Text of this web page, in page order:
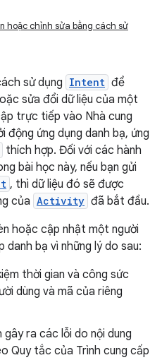
hoặc chỉnh sửa bằng cách sử
sử dụng Intent để
sửa đổi dữ liệu của một
trực tiếp vào Nhà cung
động ứng dụng danh bạ, ứng
thích hợp. Đối với các hành
bài học này, nếu bạn gửi
, thì dữ liệu đó sẽ được
của Activity đã bắt đầu.
hoặc cập nhật một người
danh bạ vì những lý do sau:
thời gian và công sức
dùng và mã của riêng
ra các lỗi do nội dung
Quy tắc của Trình cung cấp